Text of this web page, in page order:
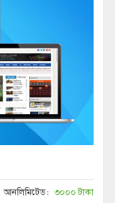
আনলিমিটেড : ৩০০০ টাকা